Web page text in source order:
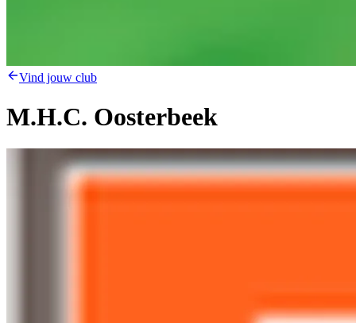
Vind jouw club
M.H.C. Oosterbeek